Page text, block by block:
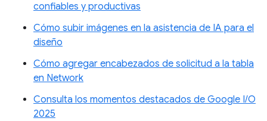
confiables y productivas
Cómo subir imágenes en la asistencia de IA para el
diseño
Cómo agregar encabezados de solicitud a la tabla
en Network
Consulta los momentos destacados de Google I/O
2025